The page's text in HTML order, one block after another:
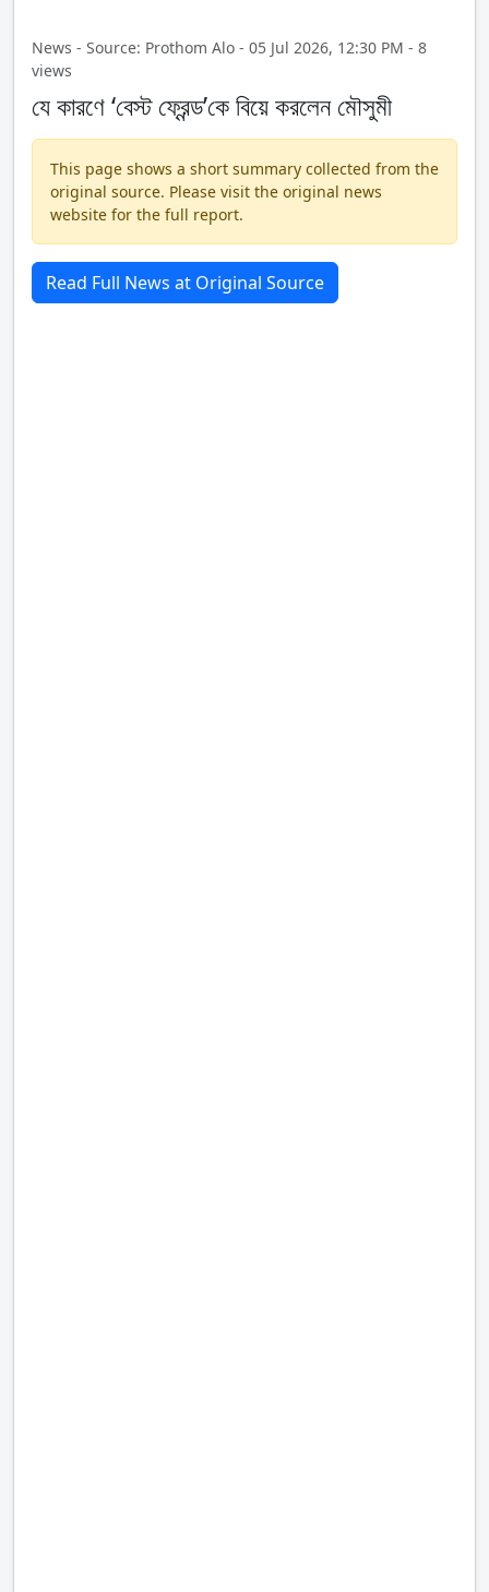
News - Source: Prothom Alo - 05 Jul 2026, 12:30 PM - 8
views
যে কারণে ‘বেস্ট ফ্রেন্ড’কে বিয়ে করলেন মৌসুমী
This page shows a short summary collected from the
original source. Please visit the original news
website for the full report.
Read Full News at Original Source